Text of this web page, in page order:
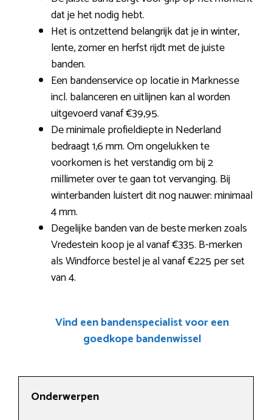
dat je het nodig hebt.
Het is ontzettend belangrijk dat je in winter,
lente, zomer en herfst rijdt met de juiste
banden.
Een bandenservice op locatie in Marknesse
incl. balanceren en uitlijnen kan al worden
uitgevoerd vanaf €39,95.
De minimale profieldiepte in Nederland
bedraagt 1,6 mm. Om ongelukken te
voorkomen is het verstandig om bij 2
millimeter over te gaan tot vervanging. Bij
winterbanden luistert dit nog nauwer: minimaal
4 mm.
Degelijke banden van de beste merken zoals
Vredestein koop je al vanaf €335. B-merken
als Windforce bestel je al vanaf €225 per set
van 4.
Vind een bandenspecialist voor een
goedkope bandenwissel
Onderwerpen